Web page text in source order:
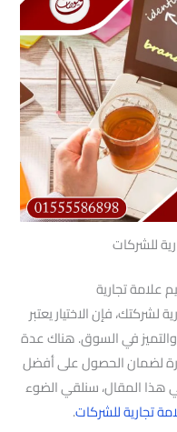
للشركات
تجارية
فإن الاختيار يعتبر
والتميز في السوق. هناك عدة
لضمان الحصول على أفضل
في هذا المقال، سنلقي الضوء
تجارية للشركات.